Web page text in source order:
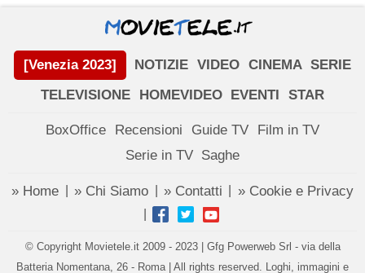
[Venezia 2023] NOTIZIE VIDEO CINEMA SERIE
TELEVISIONE
HOMEVIDEO EVENTI STAR
BoxOffice Recensioni Guide TV
Film in TV
Serie in TV Saghe
» Home » Chi Siamo » Contatti » Cookie e Privacy
© Copyright Movietele.it 2009 - 2023 | Gfg Powerweb Srl - via della
Batteria Nomentana, 26 - Roma | All rights reserved. Loghi, immagini e